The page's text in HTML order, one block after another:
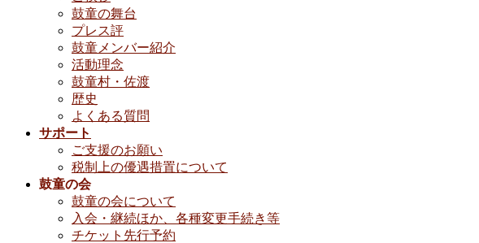
鼓童の舞台
プレス評
鼓童メンバー紹介
活動理念
鼓童村・佐渡
歴史
よくある質問
サポート
ご支援のお願い
税制上の優遇措置について
鼓童の会
鼓童の会について
入会・継続ほか、各種変更手続き等
チケット先行予約